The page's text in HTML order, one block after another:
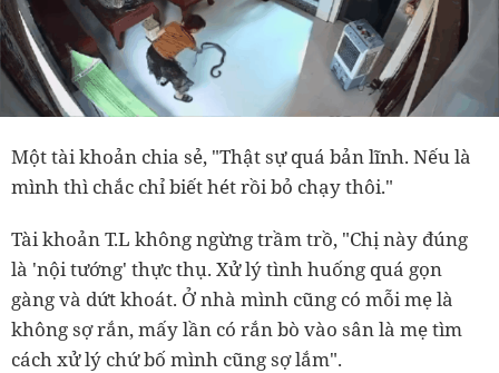
Một tài khoản chia sẻ, "Thật sự quá bản lĩnh. Nếu là
mình thì chắc chỉ biết hét rồi bỏ chạy thôi."
Tài khoản T.L không ngừng trầm trồ, "Chị này đúng
là 'nội tướng' thực thụ. Xử lý tình huống quá gọn
gàng và dứt khoát. Ở nhà mình cũng có mỗi mẹ là
không sợ rắn, mấy lần có rắn bò vào sân là mẹ tìm
cách xử lý chứ bố mình cũng sợ lắm".